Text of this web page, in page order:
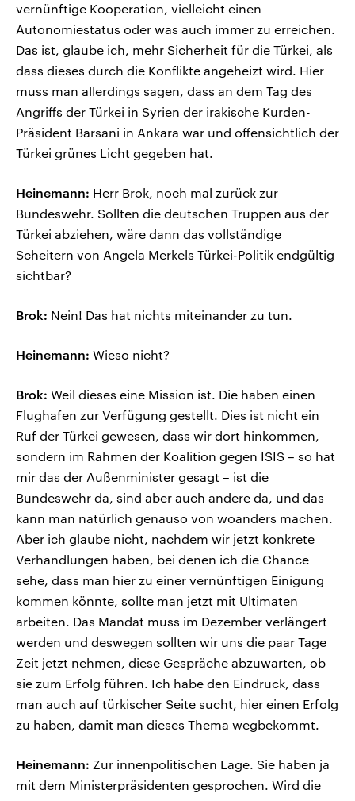
vernünftige Kooperation, vielleicht einen
Autonomiestatus oder was auch immer zu erreichen.
Das ist, glaube ich, mehr Sicherheit für die Türkei, als
dass dieses durch die Konflikte angeheizt wird. Hier
muss man allerdings sagen, dass an dem Tag des
Angriffs der Türkei in Syrien der irakische Kurden-
Präsident Barsani in Ankara war und offensichtlich der
Türkei grünes Licht gegeben hat.
Heinemann: Herr Brok, noch mal zurück zur
Bundeswehr. Sollten die deutschen Truppen aus der
Türkei abziehen, wäre dann das vollständige
Scheitern von Angela Merkels Türkei-Politik endgültig
sichtbar?
Brok: Nein! Das hat nichts miteinander zu tun.
Heinemann: Wieso nicht?
Brok: Weil dieses eine Mission ist. Die haben einen
Flughafen zur Verfügung gestellt. Dies ist nicht ein
Ruf der Türkei gewesen, dass wir dort hinkommen,
sondern im Rahmen der Koalition gegen ISIS – so hat
mir das der Außenminister gesagt – ist die
Bundeswehr da, sind aber auch andere da, und das
kann man natürlich genauso von woanders machen.
Aber ich glaube nicht, nachdem wir jetzt konkrete
Verhandlungen haben, bei denen ich die Chance
sehe, dass man hier zu einer vernünftigen Einigung
kommen könnte, sollte man jetzt mit Ultimaten
arbeiten. Das Mandat muss im Dezember verlängert
werden und deswegen sollten wir uns die paar Tage
Zeit jetzt nehmen, diese Gespräche abzuwarten, ob
sie zum Erfolg führen. Ich habe den Eindruck, dass
man auch auf türkischer Seite sucht, hier einen Erfolg
zu haben, damit man dieses Thema wegbekommt.
Heinemann: Zur innenpolitischen Lage. Sie haben ja
mit dem Ministerpräsidenten gesprochen. Wird die